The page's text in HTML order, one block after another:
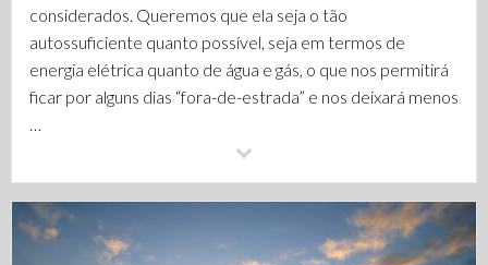
considerados. Queremos que ela seja o tão
autossuficiente quanto possível, seja em termos de
energia elétrica quanto de água e gás, o que nos permitirá
ficar por alguns dias “fora-de-estrada” e nos deixará menos
…